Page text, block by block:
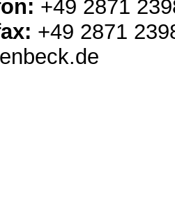
+49 2871
+49 2871